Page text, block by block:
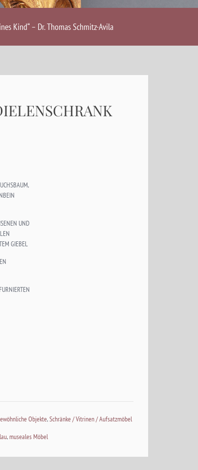
Kind“ – Dr. Thomas Schmitz-Avila
UND
GIEBEL
Objekte,Schränke / Vitrinen / Aufsatzmöbel
,museales Möbel